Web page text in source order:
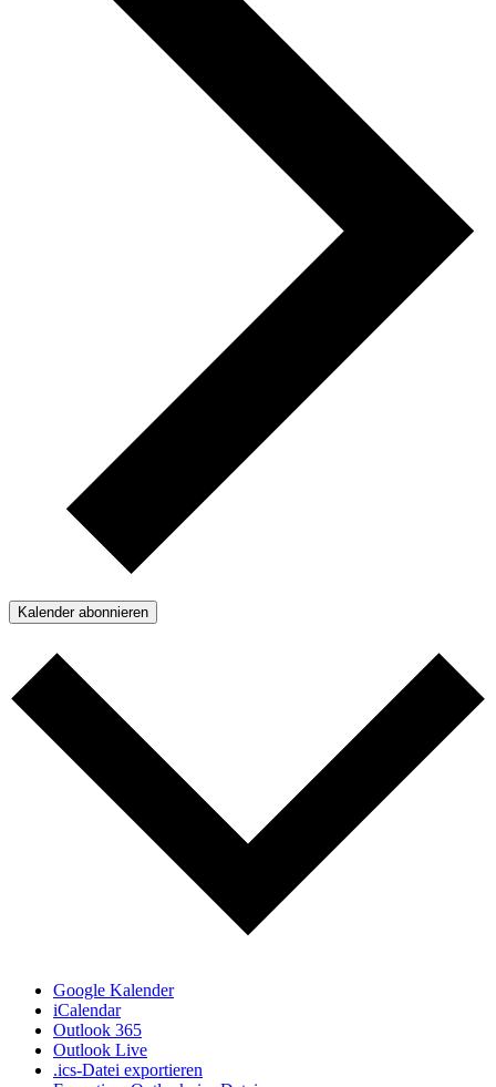
Kalender abonnieren
Google Kalender
iCalendar
Outlook 365
Outlook Live
.ics-Datei exportieren